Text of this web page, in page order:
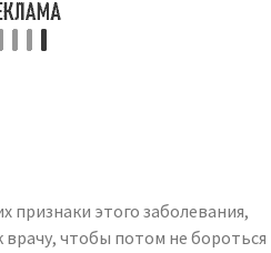
признаки этого заболевания,
врачу, чтобы потом не бороться